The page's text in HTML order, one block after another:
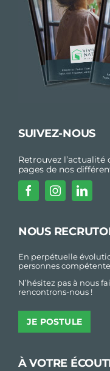
SUIVEZ-NOUS
Retrouvez l’actualité
pages de nos
NOUS
En perpétuelle
personnes
N’hésitez pas à nous
rencontrons-nous !
JE POSTULE
À VOTRE